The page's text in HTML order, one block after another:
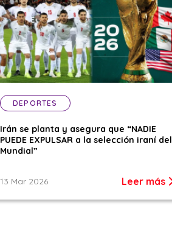
DEPORTES
Irán se planta y asegura que “NADIE
PUEDE EXPULSAR a la selección iraní del
Mundial”
13 Mar 2026 Leer más